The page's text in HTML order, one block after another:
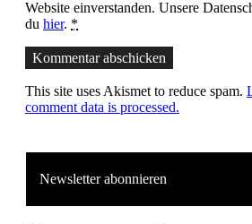
Website einverstanden. Unsere
du hier. *
Kommentar abschicken
This site uses Akismet to reduce spam.
comment data is processed.
Newsletter abonnieren